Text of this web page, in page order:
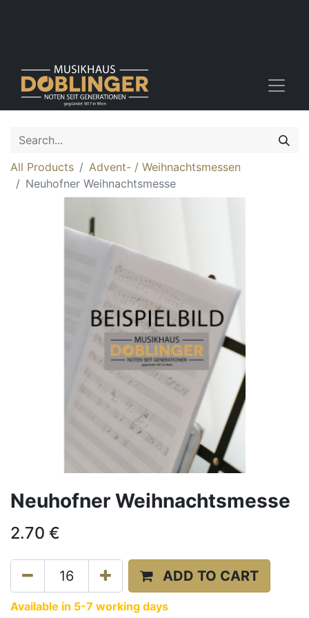
All Products
Advent- / Weihnachtsmessen
Neuhofner Weihnachtsmesse
Neuhofner Weihnachtsmesse
2.70 €
ADD TO CART
Available in 5-7 working days